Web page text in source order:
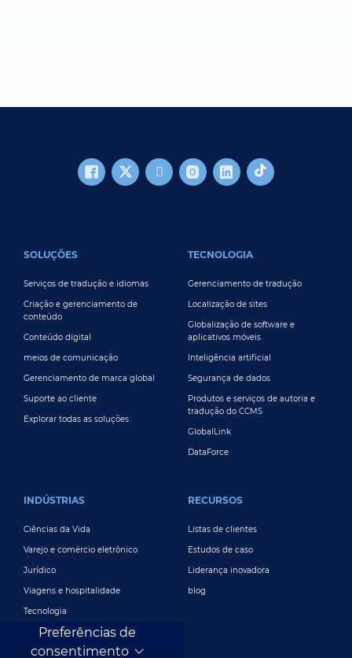
SOLUÇÕES
Serviços de tradução e idiomas
Criação e gerenciamento de
conteúdo
Conteúdo digital
meios de comunicação
Gerenciamento de marca global
Suporte ao cliente
Explorar todas as soluções
TECNOLOGIA
Gerenciamento de tradução
Localização de sites
Globalização de software e
aplicativos móveis
Inteligência artificial
Segurança de dados
Produtos e serviços de autoria e
tradução do CCMS
GlobalLink
DataForce
INDÚSTRIAS
Ciências da Vida
Varejo e comércio eletrônico
Jurídico
Viagens e hospitalidade
Tecnologia
Finanças e Bancos
Jogos
RECURSOS
Listas de clientes
Estudos de caso
Liderança inovadora
blog
Preferências de
consentimento